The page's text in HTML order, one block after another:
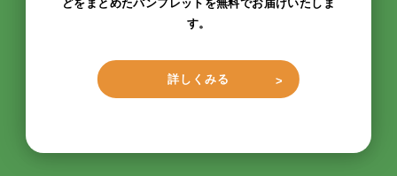
どをまとめたパンフレットを無料でお届けいたしま
す。
詳しくみる